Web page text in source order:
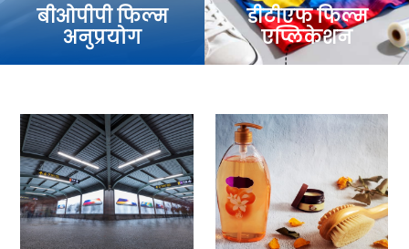
बीओपीपी फिल्म
अनुप्रयोग
डीटीएफ फिल्म
एप्लिकेशन